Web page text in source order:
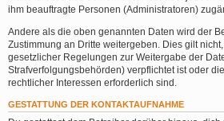
ihm beauftragte Personen (Administratoren)
Andere als die oben genannten Daten wird der
Zustimmung an Dritte weitergeben. Dies gilt
gesetzlicher Regelungen zur Weitergabe der
Strafverfolgungsbehörden) verpflichtet ist oder
rechtlicher Interessen erforderlich sind.
GESTATTUNG DER KONTAKTAUFNAHME